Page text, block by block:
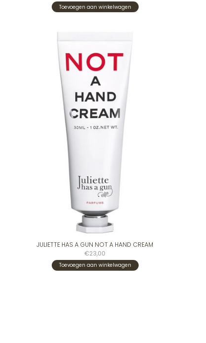
Toevoegen aan winkelwagen
JULIETTE HAS A GUN NOT A HAND CREAM
€23,00
Toevoegen aan winkelwagen